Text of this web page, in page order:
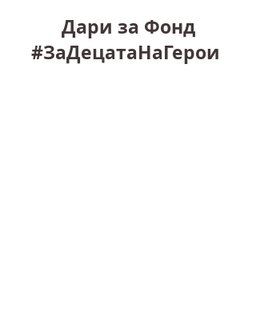
Дари за Фонд
#ЗаДецатаНаГерои